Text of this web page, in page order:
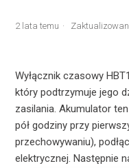
2 lata temu
Wyłącznik czasowy
który podtrzymuje jego
zasilania. Akumulator
pół godziny przy
przechowywaniu),
elektrycznej. Następnie